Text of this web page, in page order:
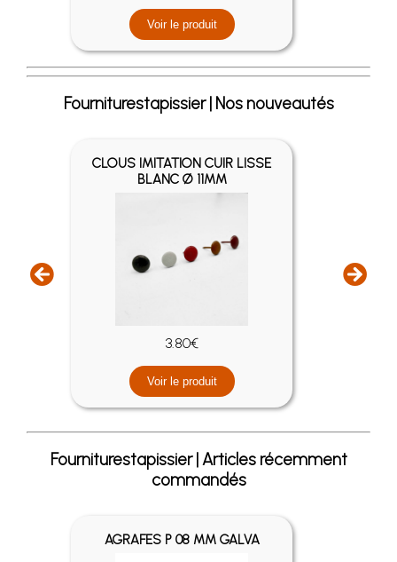
Voir le produit
Fourniturestapissier | Nos nouveautés
CLOUS IMITATION CUIR LISSE
BLANC Ø 11MM
3.80€
Voir le produit
Fourniturestapissier | Articles récemment
commandés
AGRAFES P 08 MM GALVA